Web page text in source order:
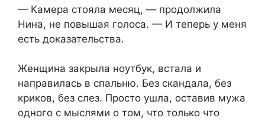
— Камера стояла месяц, — продолжила
Нина, не повышая голоса. — И теперь у меня
есть доказательства.
Женщина закрыла ноутбук, встала и
направилась в спальню. Без скандала, без
криков, без слез. Просто ушла, оставив мужа
одного с мыслями о том, что только что